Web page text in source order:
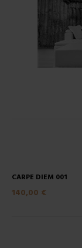
CARPE DIEM 001
140,00 €